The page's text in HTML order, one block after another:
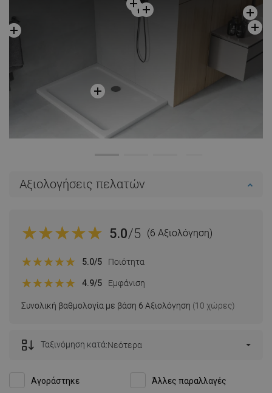
Αξιολογήσεις πελατών
5.0/5 (6 Αξιολόγηση)
Συνολική βαθμολογία με βάση 6 Αξιολόγηση (10 χώρες)
5.0/5 Ποιότητα
4.9/5 Εμφάνιση
Αγοράστηκε Άλλες παραλλαγές
Ταξινόμηση κατά:Νεότερα